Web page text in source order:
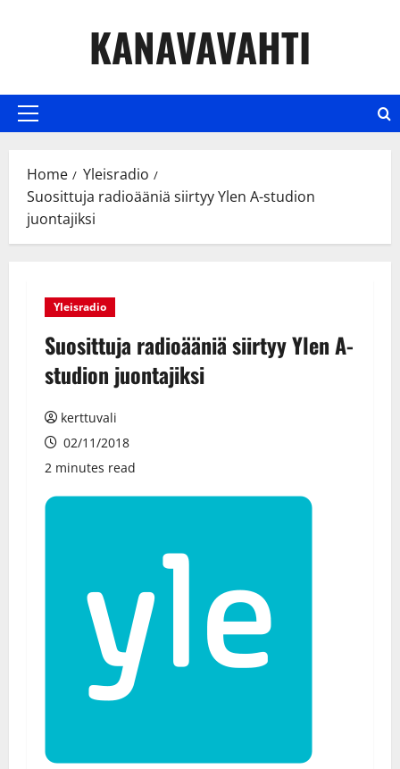
KANAVAVAHTI
Primary
Home
Yleisradio
Suosittuja radioääniä siirtyy Ylen A-studion
juontajiksi
Yleisradio
Suosittuja radioääniä siirtyy Ylen A-
studion juontajiksi
kerttuvali
02/11/2018
2 minutes read